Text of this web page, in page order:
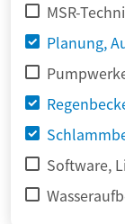
MSR-
Planung,
Software,